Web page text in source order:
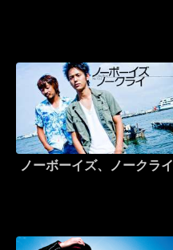
ノーボーイズ、ノークライ